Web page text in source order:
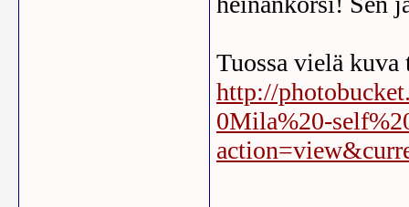
Tuossa vielä kuva
http://
0Mila%20-